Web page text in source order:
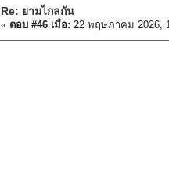
Re: ยามไกลกัน
« ตอบ #46 เมื่อ: 22 พฤษภาคม 2026,